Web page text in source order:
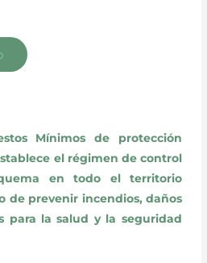
Mínimos de protección
el régimen de control
en todo el territorio
de prevenir incendios, daños
para la salud y la seguridad